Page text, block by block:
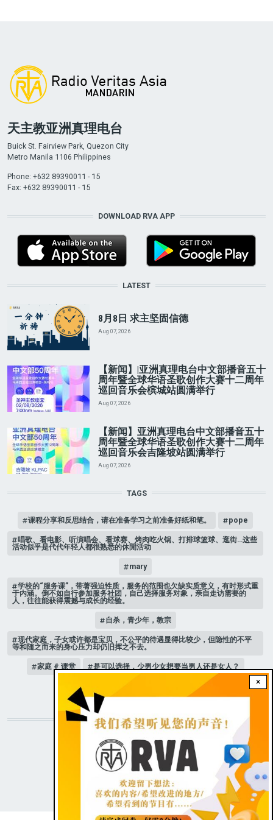
×
天主教亚洲真理电台
Buick St. Fairview Park, Quezon City
Metro Manila 1106 Philippines
Phone: +632 89390011 - 15
Fax: +632 89390011 - 15
DOWNLOAD RVA APP
LATEST
8月8日 求主坚固信德
Aug 07, 2026
【新闻】|亚洲真理电台中文部播音五十
周年暨全球华语圣歌创作大赛十二周年
巡回音乐会槟城站圆满举行
Aug 07, 2026
【新闻】亚洲真理电台中文部播音五十
周年暨全球华语圣歌创作大赛十二周年
巡回音乐会吉隆坡站圆满举行
Aug 07, 2026
TAGS
课程分享和反思结合，请在准备学习之前准备好纸和笔。 pope
唱歌、看电影、听演唱会、看球赛、烤肉吃火锅、打排球篮球、逛街…这些
活动似乎是代代年轻人都很熟悉的休閒活动
mary
学校的“服务课”，带著强迫性质，服务的范围也欠缺实质意义，有时形式重
于内涵。倒不如自行参加服务社团，自己选择服务对象，亲自走访需要的
人，往往能获得震撼与成长的经验。
自杀，青少年，教宗
现代家庭，子女或许都是宝贝，不公平的待遇显得比较少，但隐性的不平
等和随之而来的身心压力却仍旧挥之不去。
家庭 # 课堂 是可以选择，少男少女想要当男人还是女人？
STAY CONNECTED WITH US!